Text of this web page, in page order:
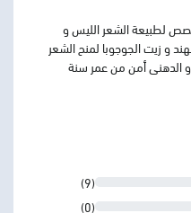
المورينجا أول شامبو مخصص لطبيعة الشعر الليس و
و زيت الجوجوبا لمنح الشعر
الدهني أمن من عمر سنة
(9)
(0)